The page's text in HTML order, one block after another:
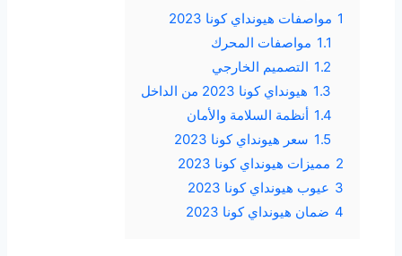
1 مواصفات هيونداي كونا 2023
1.1 مواصفات المحرك
1.2 التصميم الخارجي
1.3 هيونداي كونا 2023 من الداخل
1.4 أنظمة السلامة والأمان
1.5 سعر هيونداي كونا 2023
2 مميزات هيونداي كونا 2023
3 عيوب هيونداي كونا 2023
4 ضمان هيونداي كونا 2023